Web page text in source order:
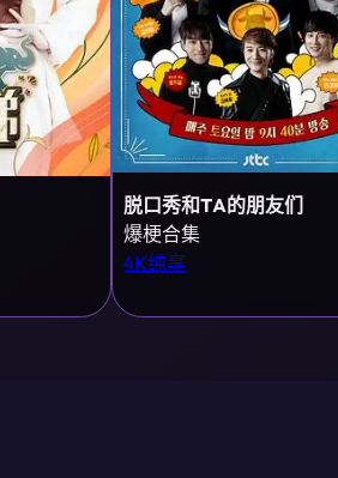
脱口秀和TA的朋友们
爆梗合集
4K纯享